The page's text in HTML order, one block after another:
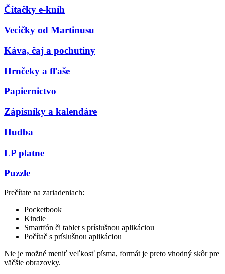
Čítačky e-kníh
Vecičky od Martinusu
Káva, čaj a pochutiny
Hrnčeky a fľaše
Papiernictvo
Zápisníky a kalendáre
Hudba
LP platne
Puzzle
Prečítate na zariadeniach:
Pocketbook
Kindle
Smartfón či tablet s príslušnou aplikáciou
Počítač s príslušnou aplikáciou
Nie je možné meniť veľkosť písma, formát je preto vhodný skôr pre
väčšie obrazovky.